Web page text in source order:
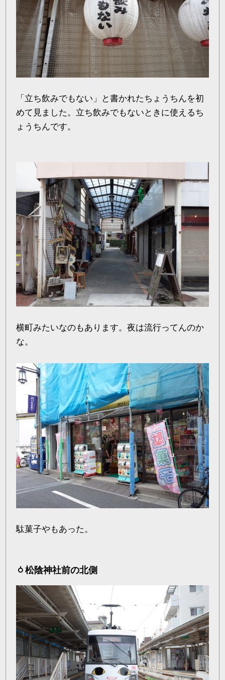
「立ち飲みでもない」と書かれたちょうちんを初
めて見ました。立ち飲みでもないときに使えるち
ょうちんです。
横町みたいなのもあります。夜は流行ってんのか
な。
駄菓子やもあった。
松陰神社前の北側